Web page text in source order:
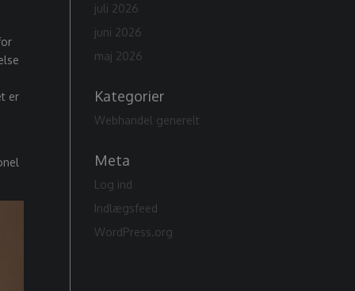
er
juli 2026
juni 2026
maj 2026
Kategorier
Webhandel generelt
Meta
Log ind
Indlægsfeed
WordPress.org